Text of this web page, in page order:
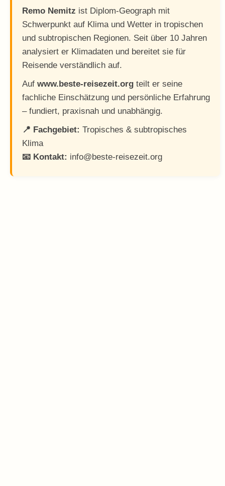
Remo Nemitz ist Diplom-Geograph mit
Schwerpunkt auf Klima und Wetter in tropischen
und subtropischen Regionen. Seit über 10 Jahren
analysiert er Klimadaten und bereitet sie für
Reisende verständlich auf.
Auf www.beste-reisezeit.org teilt er seine
fachliche Einschätzung und persönliche Erfahrung
– fundiert, praxisnah und unabhängig.
📍 Fachgebiet: Tropisches & subtropisches
Klima
📧 Kontakt: info@beste-reisezeit.org